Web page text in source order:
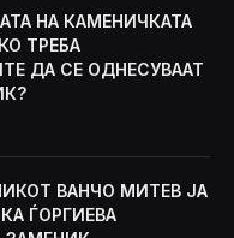
НА КАМЕНИЧКАТА
ТРЕБА
ДА СЕ ОДНЕСУВААТ
ВАНЧО МИТЕВ ЈА
ЃОРГИЕВА